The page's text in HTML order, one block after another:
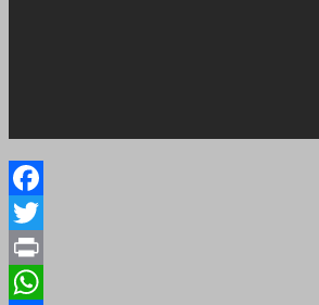
Facebook
Twitter
Print